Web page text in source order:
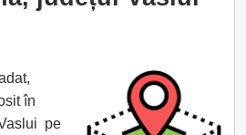
în
pe